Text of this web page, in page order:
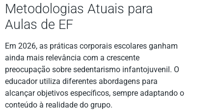
Metodologias Atuais para
Aulas de EF
Em 2026, as práticas corporais escolares ganham
ainda mais relevância com a crescente
preocupação sobre sedentarismo infantojuvenil. O
educador utiliza diferentes abordagens para
alcançar objetivos específicos, sempre adaptando o
conteúdo à realidade do grupo.